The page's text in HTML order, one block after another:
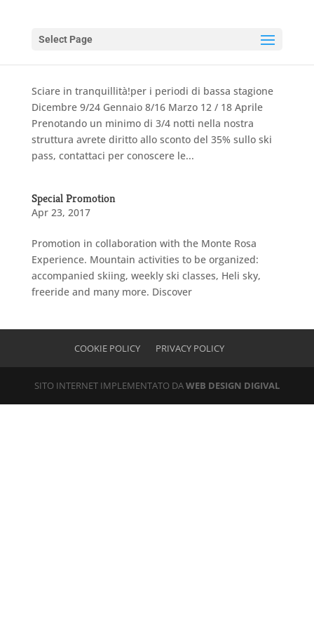
Select Page
Happy Ski MONTEROSA
Sciare in tranquillità!per i periodi di bassa stagione
Dicembre 9/24 Gennaio 8/16 Marzo 12 / 18 Aprile
Prenotando un minimo di 3/4 notti nella nostra
struttura avrete diritto allo sconto del 35% sullo ski
pass, contattaci per conoscere le...
Special Promotion
Apr 23, 2017
Promotion in collaboration with the Monte Rosa
Experience. Mountain activities to be organized:
accompanied skiing, weekly ski classes, Heli sky,
freeride and many more. Discover
COOKIE POLICY PRIVACY POLICY
SITO INTERNET IMPLEMENTATO DAWEB DESIGN DIGIVAL